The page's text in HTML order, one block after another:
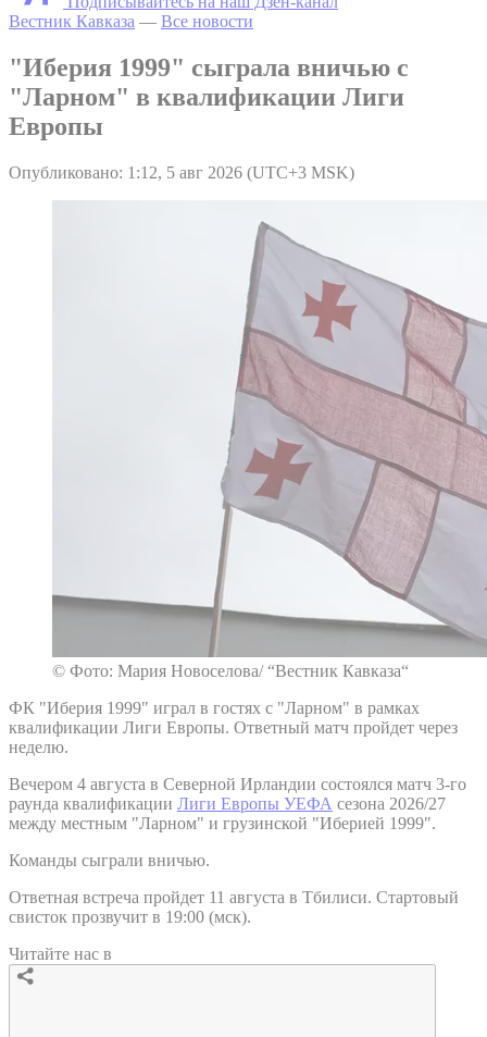
Вестник Кавказа — Все новости
"Иберия 1999" сыграла вничью с
"Ларном" в квалификации Лиги
Европы
Опубликовано: 1:12, 5 авг 2026 (UTC+3 MSK)
© Фото: Мария Новоселова/ “Вестник Кавказа“
ФК "Иберия 1999" играл в гостях с "Ларном" в рамках
квалификации Лиги Европы. Ответный матч пройдет через
неделю.
Вечером 4 августа в Северной Ирландии состоялся матч 3-го
раунда квалификации Лиги Европы УЕФА сезона 2026/27
между местным "Ларном" и грузинской "Иберией 1999".
Команды сыграли вничью.
Ответная встреча пройдет 11 августа в Тбилиси. Стартовый
свисток прозвучит в 19:00 (мск).
Читайте нас в